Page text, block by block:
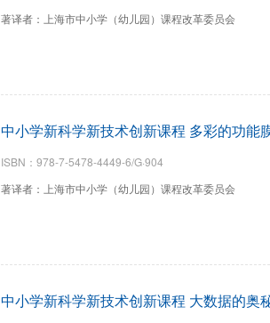
著译者：上海市中小学（幼儿园）课程改革委员会
中小学新科学新技术创新课程 多彩的功能
ISBN：978-7-5478-4449-6/G·904
著译者：上海市中小学（幼儿园）课程改革委员会
中小学新科学新技术创新课程 大数据的奥